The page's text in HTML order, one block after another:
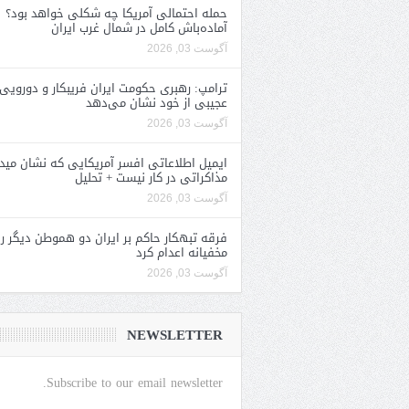
حمله احتمالی آمریکا چه شکلی خواهد بود؟
آماده‌باش کامل در شمال غرب ایران
آگوست 03, 2026
ترامپ: رهبری حکومت ایران فریبکار و دورویی
عجیبی از خود نشان می‌دهد
آگوست 03, 2026
ایمیل اطلاعاتی افسر آمریکایی که نشان
مذاکراتی در کار نیست + تحلیل
آگوست 03, 2026
فرقه تبهکار حاکم بر ایران دو هموطن دیگر
مخفیانه اعدام کرد
آگوست 03, 2026
NEWSLETTER
Subscribe to our email newsletter.